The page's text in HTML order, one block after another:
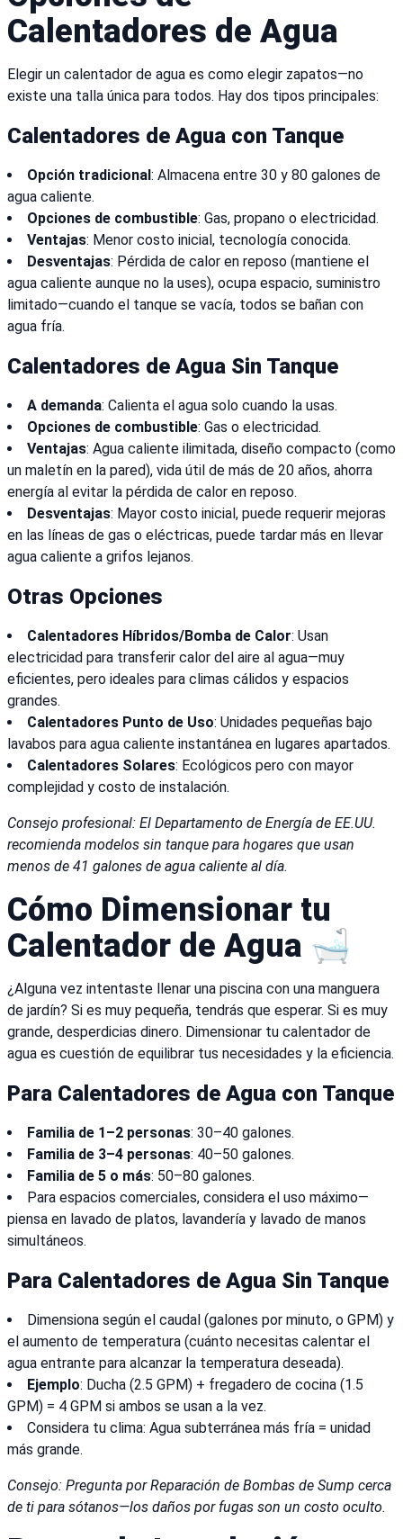
Calentadores de Agua
Elegir un calentador de agua es como elegir zapatos—no
existe una talla única para todos. Hay dos tipos principales:
Calentadores de Agua con Tanque
Opción tradicional : Almacena entre 30 y 80 galones de
agua caliente.
Opciones de combustible: Gas, propano o electricidad.
Ventajas: Menor costo inicial, tecnología conocida.
Desventajas: Pérdida de calor en reposo (mantiene el
agua caliente aunque no la uses), ocupa espacio, suministro
limitado—cuando el tanque se vacía, todos se bañan con
agua fría.
Calentadores de Agua Sin Tanque
A demanda: Calienta el agua solo cuando la usas.
Opciones de combustible: Gas o electricidad.
Ventajas: Agua caliente ilimitada, diseño compacto (como
un maletín en la pared), vida útil de más de 20 años, ahorra
energía al evitar la pérdida de calor en reposo.
Desventajas: Mayor costo inicial, puede requerir mejoras
en las líneas de gas o eléctricas, puede tardar más en llevar
agua caliente a grifos lejanos.
Otras Opciones
Calentadores Híbridos/Bomba de Calor: Usan
electricidad para transferir calor del aire al agua—muy
eficientes, pero ideales para climas cálidos y espacios
grandes.
Calentadores Punto de Uso: Unidades pequeñas bajo
lavabos para agua caliente instantánea en lugares apartados.
Calentadores Solares: Ecológicos pero con mayor
complejidad y costo de instalación.
Consejo profesional: El Departamento de Energía de EE.UU.
recomienda modelos sin tanque para hogares que usan
menos de 41 galones de agua caliente al día.
Cómo Dimensionar tu
Calentador de Agua 🛁
¿Alguna vez intentaste llenar una piscina con una manguera
de jardín? Si es muy pequeña, tendrás que esperar. Si es muy
grande, desperdicias dinero. Dimensionar tu calentador de
agua es cuestión de equilibrar tus necesidades y la eficiencia.
Para Calentadores de Agua con Tanque
Familia de 1–2 personas: 30–40 galones.
Familia de 3–4 personas: 40–50 galones.
Familia de 5 o más: 50–80 galones.
Para espacios comerciales, considera el uso máximo—
piensa en lavado de platos, lavandería y lavado de manos
simultáneos.
Para Calentadores de Agua Sin Tanque
Dimensiona según el caudal (galones por minuto, o GPM) y
el aumento de temperatura (cuánto necesitas calentar el
agua entrante para alcanzar la temperatura deseada).
Ejemplo: Ducha (2.5 GPM) + fregadero de cocina (1.5
GPM) = 4 GPM si ambos se usan a la vez.
Considera tu clima: Agua subterránea más fría = unidad
más grande.
Consejo: Pregunta por Reparación de Bombas de Sump cerca
de ti para sótanos—los daños por fugas son un costo oculto.